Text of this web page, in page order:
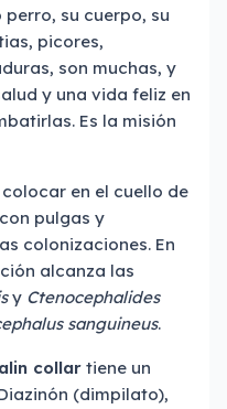
su cuerpo, su
picores,
son muchas, y
y una vida feliz en
Es la misión
en el cuello de
pulgas y
colonizaciones. En
alcanza las
y Ctenocephalides
sanguineus.
collar tiene un
(dimpilato),